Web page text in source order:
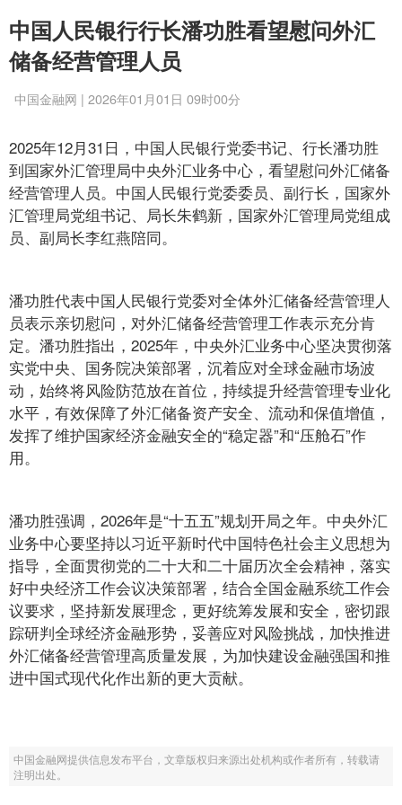
中国人民银行行长潘功胜看望慰问外汇
储备经营管理人员
中国金融网 | 2026年01月01日 09时00分
2025年12月31日，中国人民银行党委书记、行长潘功胜
到国家外汇管理局中央外汇业务中心，看望慰问外汇储备
经营管理人员。中国人民银行党委委员、副行长，国家外
汇管理局党组书记、局长朱鹤新，国家外汇管理局党组成
员、副局长李红燕陪同。
潘功胜代表中国人民银行党委对全体外汇储备经营管理人
员表示亲切慰问，对外汇储备经营管理工作表示充分肯
定。潘功胜指出，2025年，中央外汇业务中心坚决贯彻落
实党中央、国务院决策部署，沉着应对全球金融市场波
动，始终将风险防范放在首位，持续提升经营管理专业化
水平，有效保障了外汇储备资产安全、流动和保值增值，
发挥了维护国家经济金融安全的“稳定器”和“压舱石”作
用。
潘功胜强调，2026年是“十五五”规划开局之年。中央外汇
业务中心要坚持以习近平新时代中国特色社会主义思想为
指导，全面贯彻党的二十大和二十届历次全会精神，落实
好中央经济工作会议决策部署，结合全国金融系统工作会
议要求，坚持新发展理念，更好统筹发展和安全，密切跟
踪研判全球经济金融形势，妥善应对风险挑战，加快推进
外汇储备经营管理高质量发展，为加快建设金融强国和推
进中国式现代化作出新的更大贡献。
中国金融网提供信息发布平台，文章版权归来源出处机构或作者所有，转载请
注明出处。